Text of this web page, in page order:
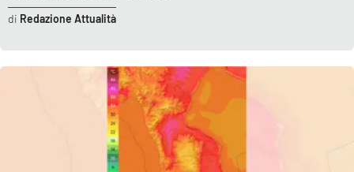
Redazione Attualità